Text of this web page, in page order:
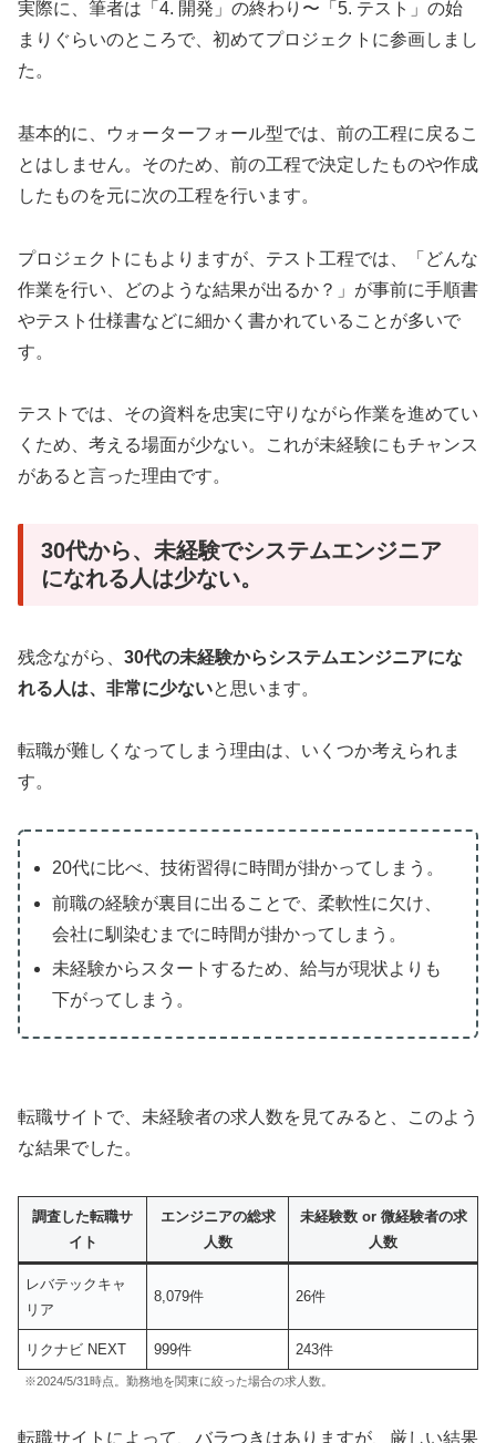
実際に、筆者は「4. 開発」の終わり〜「5. テスト」の始
まりぐらいのところで、初めてプロジェクトに参画しまし
た。
基本的に、ウォーターフォール型では、前の工程に戻るこ
とはしません。そのため、前の工程で決定したものや作成
したものを元に次の工程を行います。
プロジェクトにもよりますが、テスト工程では、「どんな
作業を行い、どのような結果が出るか？」が事前に手順書
やテスト仕様書などに細かく書かれていることが多いで
す。
テストでは、その資料を忠実に守りながら作業を進めてい
くため、考える場面が少ない。これが未経験にもチャンス
があると言った理由です。
30代から、未経験でシステムエンジニア
になれる人は少ない。
残念ながら、 30代の未経験からシステムエンジニアにな
れる人は、非常に少ないと思います。
転職が難しくなってしまう理由は、いくつか考えられま
す。
20代に比べ、技術習得に時間が掛かってしまう。
前職の経験が裏目に出ることで、柔軟性に欠け、
会社に馴染むまでに時間が掛かってしまう。
未経験からスタートするため、給与が現状よりも
下がってしまう。
転職サイトで、未経験者の求人数を見てみると、このよう
な結果でした。
調査した転職サ
イト
エンジニアの総求
人数
未経験数 or 微経験者の求
人数
レバテックキャ
リア
8,079件 26件
リクナビ NEXT 999件 243件
※2024/5/31時点。勤務地を関東に絞った場合の求人数。
転職サイトによって、バラつきはありますが、厳しい結果